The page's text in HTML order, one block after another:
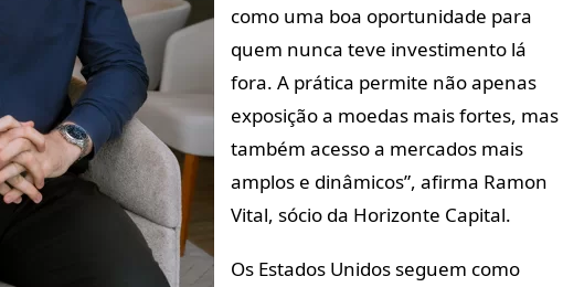
como uma boa oportunidade para
quem nunca teve investimento lá
fora. A prática permite não apenas
exposição a moedas mais fortes, mas
também acesso a mercados mais
amplos e dinâmicos”, afirma Ramon
Vital, sócio da Horizonte Capital.
Os Estados Unidos seguem como